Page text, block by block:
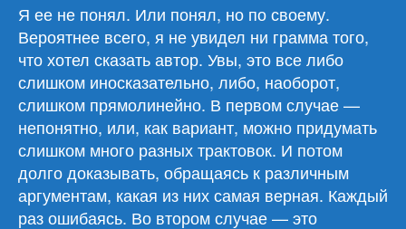
Я ее не понял. Или понял, но по своему.
Вероятнее всего, я не увидел ни грамма того,
что хотел сказать автор. Увы, это все либо
слишком иносказательно, либо, наоборот,
слишком прямолинейно. В первом случае —
непонятно, или, как вариант, можно придумать
слишком много разных трактовок. И потом
долго доказывать, обращаясь к различным
аргументам, какая из них самая верная. Каждый
раз ошибаясь. Во втором случае — это